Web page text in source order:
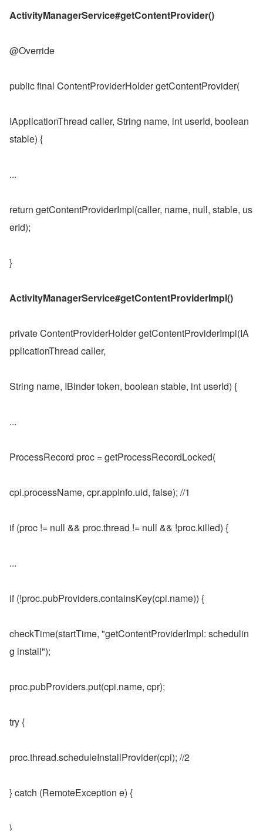
ActivityManagerService#getContentProvider()
@Override
public final ContentProviderHolder getContentProvider(
IApplicationThread caller, String name, int userId, boolean
stable) {
...
return getContentProviderImpl(caller, name, null, stable, us
erId);
}
ActivityManagerService#getContentProviderImpl()
private ContentProviderHolder getContentProviderImpl(IA
pplicationThread caller,
String name, IBinder token, boolean stable, int userId) {
...
ProcessRecord proc = getProcessRecordLocked(
cpi.processName, cpr.appInfo.uid, false); //1
if (proc != null && proc.thread != null && !proc.killed) {
...
if (!proc.pubProviders.containsKey(cpi.name)) {
checkTime(startTime, "getContentProviderImpl: schedulin
g install");
proc.pubProviders.put(cpi.name, cpr);
try {
proc.thread.scheduleInstallProvider(cpi); //2
} catch (RemoteException e) {
}